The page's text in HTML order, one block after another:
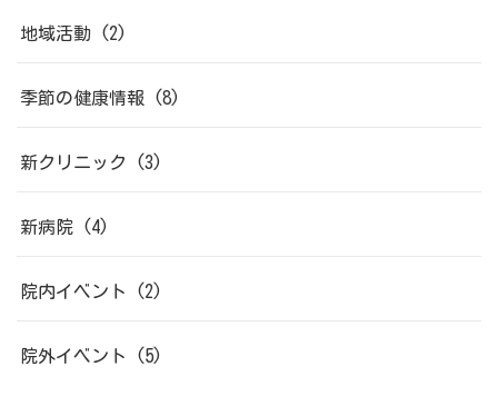
地域活動 (2)
季節の健康情報 (8)
新クリニック (3)
新病院 (4)
院内イベント (2)
院外イベント (5)